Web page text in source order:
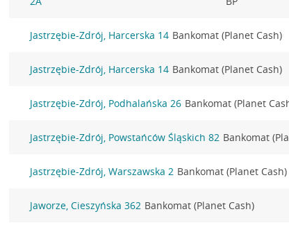
Jastrzębie-Zdrój, Harcerska 14 Bankomat (Planet Cash)
Jastrzębie-Zdrój, Harcerska 14 Bankomat (Planet Cash)
Jastrzębie-Zdrój, Podhalańska 26 Bankomat (Planet
Jastrzębie-Zdrój, Powstańców Śląskich 82 Bankomat
Jastrzębie-Zdrój, Warszawska 2 Bankomat (Planet Cash)
Jaworze, Cieszyńska 362 Bankomat (Planet Cash)